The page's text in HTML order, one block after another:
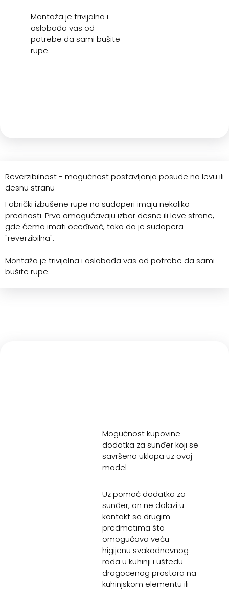
Montaža je trivijalna i
oslobađa vas od
potrebe da sami bušite
rupe.
Reverzibilnost - mogućnost postavljanja posude na levu ili
desnu stranu
Fabrički izbušene rupe na sudoperi imaju nekoliko
prednosti. Prvo omogućavaju izbor desne ili leve strane,
gde ćemo imati oceđivač, tako da je sudopera
"reverzibilna".
Montaža je trivijalna i oslobađa vas od potrebe da sami
bušite rupe.
Mogućnost kupovine
dodatka za sunđer koji se
savršeno uklapa uz ovaj
model
Uz pomoć dodatka za
sunđer, on ne dolazi u
kontakt sa drugim
predmetima što
omogućava veću
higijenu svakodnevnog
rada u kuhinji i uštedu
dragocenog prostora na
kuhinjskom elementu ili